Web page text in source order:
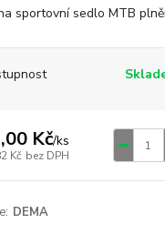
sportovní sedlo MTB
Kč/ks
Kč bez DPH
DEMA